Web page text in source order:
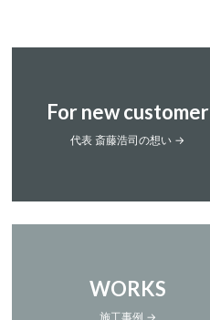
For new customer
代表 斎藤浩司の想い →
WORKS
施工事例 →